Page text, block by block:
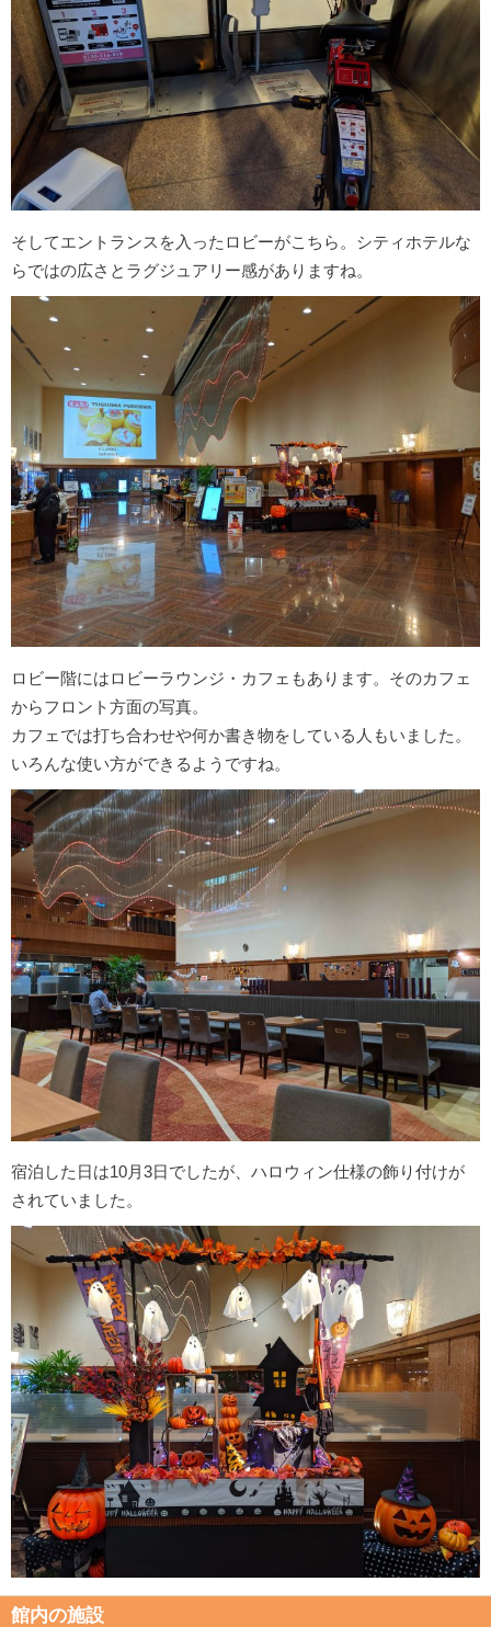
そしてエントランスを入ったロビーがこちら。シティホテルな
らではの広さとラグジュアリー感がありますね。
ロビー階にはロビーラウンジ・カフェもあります。そのカフェ
からフロント方面の写真。
カフェでは打ち合わせや何か書き物をしている人もいました。
いろんな使い方ができるようですね。
宿泊した日は10月3日でしたが、ハロウィン仕様の飾り付けが
されていました。
館内の施設